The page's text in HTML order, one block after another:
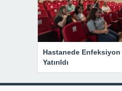
Hastanede
Yatırıldı